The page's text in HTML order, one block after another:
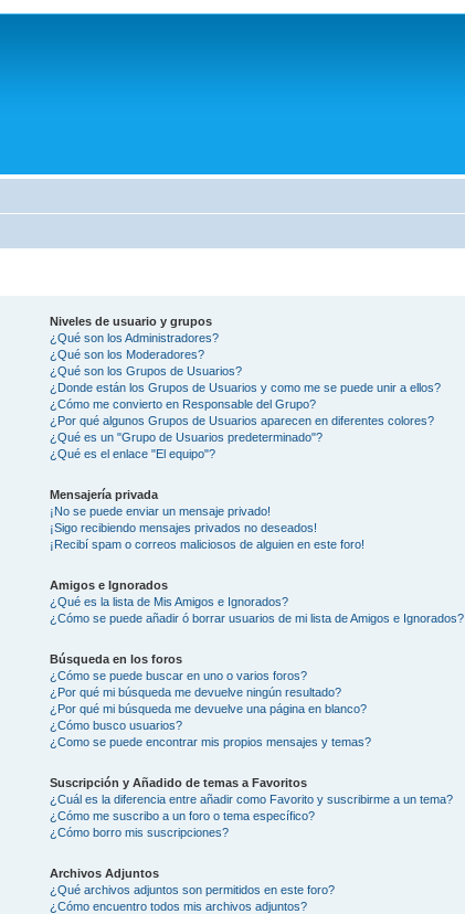
Niveles de usuario y grupos
¿Qué son los Administradores?
¿Qué son los Moderadores?
¿Qué son los Grupos de Usuarios?
¿Donde están los Grupos de Usuarios y como me se puede unir a ellos?
¿Cómo me convierto en Responsable del Grupo?
¿Por qué algunos Grupos de Usuarios aparecen en diferentes colores?
¿Qué es un "Grupo de Usuarios predeterminado"?
¿Qué es el enlace "El equipo"?
Mensajería privada
¡No se puede enviar un mensaje privado!
¡Sigo recibiendo mensajes privados no deseados!
¡Recibí spam o correos maliciosos de alguien en este foro!
Amigos e Ignorados
¿Qué es la lista de Mis Amigos e Ignorados?
¿Cómo se puede añadir ó borrar usuarios de mi lista de Amigos e Ignorados?
Búsqueda en los foros
¿Cómo se puede buscar en uno o varios foros?
¿Por qué mi búsqueda me devuelve ningún resultado?
¿Por qué mi búsqueda me devuelve una página en blanco?
¿Cómo busco usuarios?
¿Como se puede encontrar mis propios mensajes y temas?
Suscripción y Añadido de temas a Favoritos
¿Cuál es la diferencia entre añadir como Favorito y suscribirme a un tema?
¿Cómo me suscribo a un foro o tema específico?
¿Cómo borro mis suscripciones?
Archivos Adjuntos
¿Qué archivos adjuntos son permitidos en este foro?
¿Cómo encuentro todos mis archivos adjuntos?